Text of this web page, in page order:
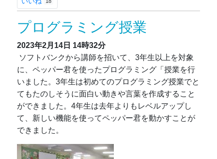
プログラミング授業
2023年2月14日 14時32分
ソフトバンクから講師を招いて、3年生以上を対象
に、ペッパー君を使ったプログラミング「授業を行
いました。3年生は初めてのプログラミング授業でと
てもたのしそうに面白い動きや言葉を作成すること
ができました。4年生は去年よりもレベルアップし
て、新しい機能を使ってペッパー君を動かすことが
できました。